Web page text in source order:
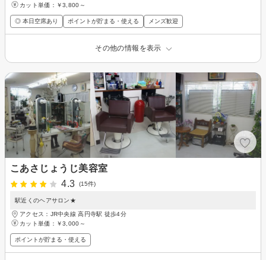
カット単価： ￥3,800～
◎ 本日空席あり ポイントが貯まる・使える メンズ歓迎
その他の情報を表示
こあさじょうじ美容室
4.3
(15件)
駅近くのヘアサロン★
アクセス：JR中央線 高円寺駅 徒歩4分
カット単価： ￥3,000～
ポイントが貯まる・使える